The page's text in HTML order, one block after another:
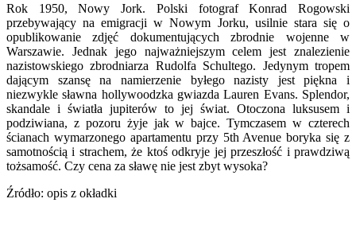
Rok 1950, Nowy Jork. Polski fotograf Konrad Rogowski
przebywający na emigracji w Nowym Jorku, usilnie stara się o
opublikowanie zdjęć dokumentujących zbrodnie wojenne w
Warszawie. Jednak jego najważniejszym celem jest znalezienie
nazistowskiego zbrodniarza Rudolfa Schultego. Jedynym tropem
dającym szansę na namierzenie byłego nazisty jest piękna i
niezwykle sławna hollywoodzka gwiazda Lauren Evans. Splendor,
skandale i światła jupiterów to jej świat. Otoczona luksusem i
podziwiana, z pozoru żyje jak w bajce. Tymczasem w czterech
ścianach wymarzonego apartamentu przy 5th Avenue boryka się z
samotnością i strachem, że ktoś odkryje jej przeszłość i prawdziwą
tożsamość. Czy cena za sławę nie jest zbyt wysoka?
Źródło: opis z okładki